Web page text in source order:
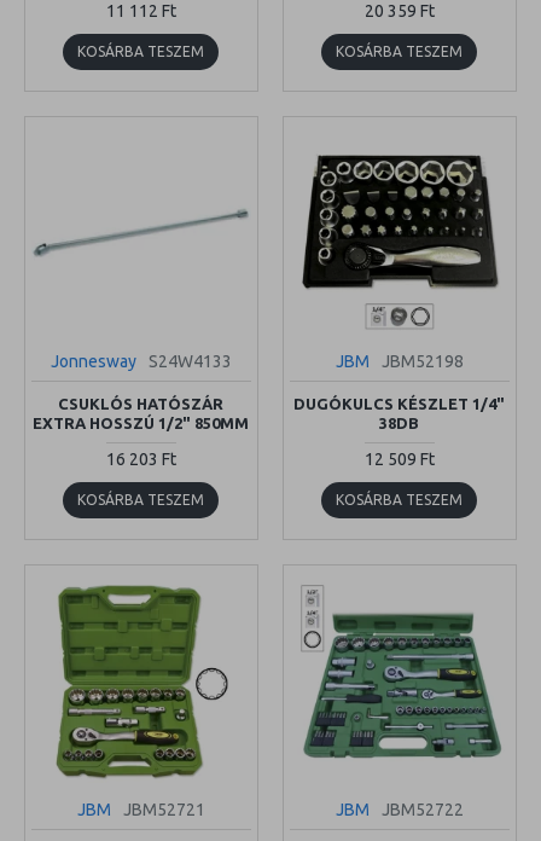
11 112 Ft
KOSÁRBA TESZEM
20 359 Ft
KOSÁRBA TESZEM
Jonnesway S24W4133
CSUKLÓS HATÓSZÁR
EXTRA HOSSZÚ 1/2" 850MM
16 203 Ft
KOSÁRBA TESZEM
JBM JBM52198
DUGÓKULCS KÉSZLET 1/4"
38DB
12 509 Ft
KOSÁRBA TESZEM
JBM JBM52721 JBM JBM52722